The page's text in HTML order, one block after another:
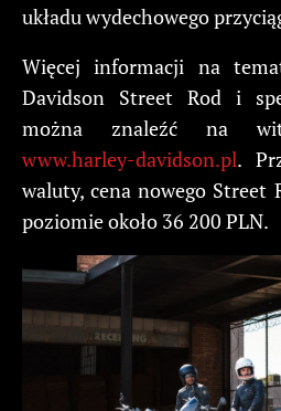
układu wydechowego
Więcej informacji na
Davidson Street Rod i
można znaleźć na
www.harley-davidson.pl.
waluty, cena nowego Street
poziomie około 36 200 PLN.